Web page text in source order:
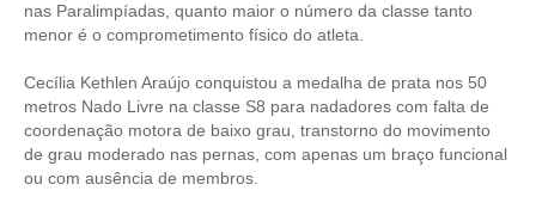
nas Paralimpíadas, quanto maior o número da classe tanto
menor é o comprometimento físico do atleta.
Cecília Kethlen Araújo conquistou a medalha de prata nos 50
metros Nado Livre na classe S8 para nadadores com falta de
coordenação motora de baixo grau, transtorno do movimento
de grau moderado nas pernas, com apenas um braço funcional
ou com ausência de membros.